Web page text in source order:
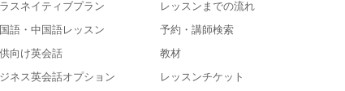
スネイティブプラン
語・中国語レッスン
向け英会話
ネス英会話オプション
レッスンまでの流れ
予約・講師検索
教材
レッスンチケット